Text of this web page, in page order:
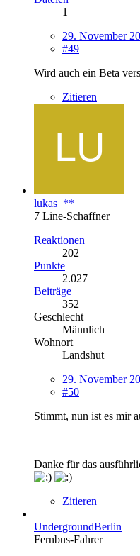
1
29. November
#49
Wird auch ein Beta
Zitieren
lukas_**
7 Line-Schaffner
Reaktionen
202
Punkte
2.027
Beiträge
352
Geschlecht
Männlich
Wohnort
Landshut
29. November
#50
Stimmt, nun ist es mir
Danke für das
Zitieren
UndergroundBerlin
Fernbus-Fahrer